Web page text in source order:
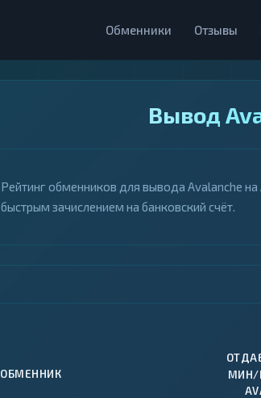
Обменники Отзывы
Вывод
Рейтинг обменников для вывода Avalanche
быстрым зачислением на банковский счёт.
ОБМЕННИК
МИН/